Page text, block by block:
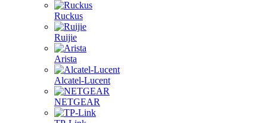
Ruckus
Ruijie
Arista
Alcatel-Lucent
NETGEAR